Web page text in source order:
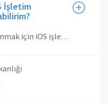
İşletim
İTÜ/NET Misafir ağına bağlanmak için iOS işletim sistemine sahip mobil cihazlarda pki.itu.edu.tr üzerinden uygun İTÜ Kök Sertifikaları yüklendikten sonra Ayarlar (Settings) menüsünde bulunan Kablosuz (Wi-Fi) menüsüne giirlmelidir. Burada kablosuz ağlar görüntülenecektir. Buradan İTÜ/NET Misafir ağına tıklanmalıdır. Ağa bağlandıktan sonra İnternet tarayıcısında oturum açma sayfası gelecektir. Oturum açma sayfasının gelmemesi durumunda herhangi bir web tarayıcısından www.itu.edu.tr sayfasına girilerek oturum açma sayfasına erişilebilir. Oturum açma sayfasına misafir hesabına ait kullanıcı adı ve parola girilerek oturum açma işlemi tamamlanmış olur. Giriş başarılı olduktan sonra gelen ITU/NET Kullanım Sözleşmesi ekranında sözleşme okunur. Sözleşme tamamen okunmadan Kabul Et düğmesi aktifleşmeyecektir. Tamamen okuduktan sonra Kabul Et düğmesine basılır. Eğer kullanım sözleşmesi reddedilirse Internet bağlantısı başarılı olmayacaktır.